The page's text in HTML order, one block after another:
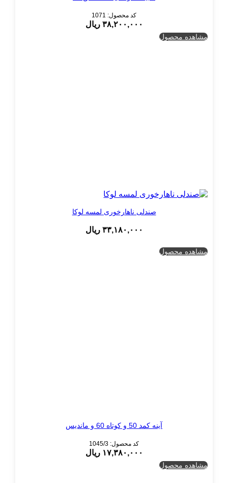
کد محصول: 1071
۳۸,۲۰۰,۰۰۰ ریال
مشاهده محصول
صندلی ناهارخوری لمسه لوکا
۳۳,۱۸۰,۰۰۰ ریال
مشاهده محصول
آینه کمد 50 و کوتاه 60 و ماندیس
کد محصول: 1045/3
۱۷,۳۸۰,۰۰۰ ریال
مشاهده محصول